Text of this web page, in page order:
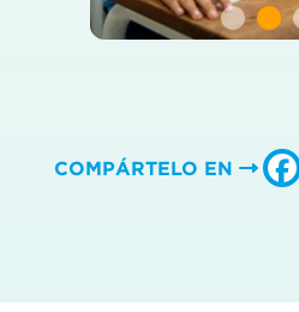
COMPÁRTELO EN